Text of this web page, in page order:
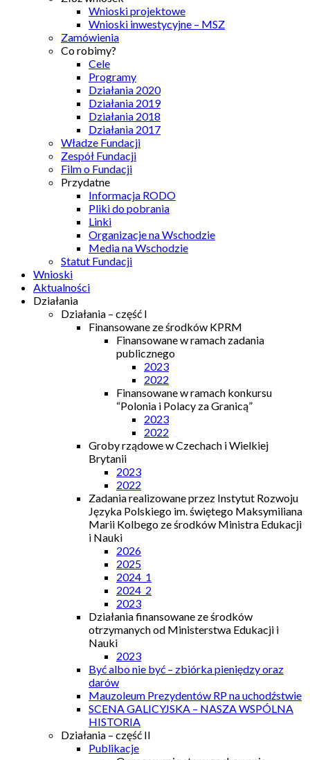
Wnioski projektowe
Wnioski inwestycyjne – MSZ
Zamówienia
Co robimy?
Cele
Programy
Działania 2020
Działania 2019
Działania 2018
Działania 2017
Władze Fundacji
Zespół Fundacji
Film o Fundacji
Przydatne
Informacja RODO
Pliki do pobrania
Linki
Organizacje na Wschodzie
Media na Wschodzie
Statut Fundacji
Wnioski
Aktualności
Działania
Działania – część I
Finansowane ze środków KPRM
Finansowane w ramach zadania
publicznego
2023
2022
Finansowane w ramach konkursu
“Polonia i Polacy za Granicą”
2023
2022
Groby rządowe w Czechach i Wielkiej
Brytanii
2023
2022
Zadania realizowane przez Instytut Rozwoju
Języka Polskiego im. świętego Maksymiliana
Marii Kolbego ze środków Ministra Edukacji
i Nauki
2026
2025
2024_1
2024_2
2023
Działania finansowane ze środków
otrzymanych od Ministerstwa Edukacji i
Nauki
2023
Być albo nie być – zbiórka pieniędzy oraz
darów
Mauzoleum Prezydentów RP na uchodźstwie
SCENA GALICYJSKA – NASZA WSPÓLNA
HISTORIA
Działania – część II
Publikacje